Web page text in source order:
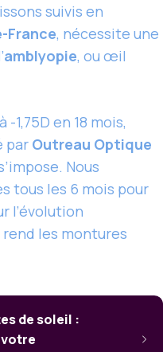
suivis en
France, nécessite une
amblyopie, ou œil
1,75D en 18 mois,
par Outreau Optique
Nous
tous les 6 mois pour
l’évolution
les montures
de soleil :